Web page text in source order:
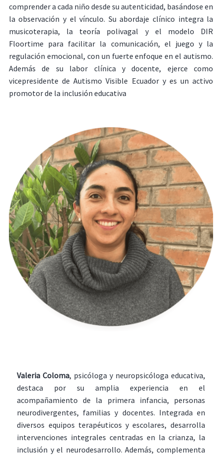
comprender a cada niño desde su autenticidad, basándose en
la observación y el vínculo. Su abordaje clínico integra la
musicoterapia, la teoría polivagal y el modelo DIR
Floortime para facilitar la comunicación, el juego y la
regulación emocional, con un fuerte enfoque en el autismo.
Además de su labor clínica y docente, ejerce como
vicepresidente de Autismo Visible Ecuador y es un activo
promotor de la inclusión educativa
Valeria Coloma, psicóloga y neuropsicóloga educativa,
destaca por su amplia experiencia en el
acompañamiento de la primera infancia, personas
neurodivergentes, familias y docentes. Integrada en
diversos equipos terapéuticos y escolares, desarrolla
intervenciones integrales centradas en la crianza, la
inclusión y el neurodesarrollo. Además, complementa